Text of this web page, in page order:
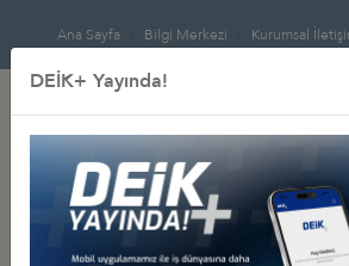
Ana Sayfa Bilgi Merkezi Kurumsal
İlgili Dosyalar
Filipinler Ülke Bülteni Aralık
DEİK+ Yayında!